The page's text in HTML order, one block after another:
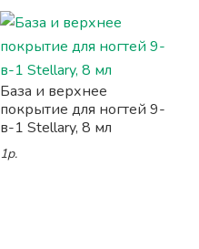
База и верхнее
покрытие для ногтей 9-
в-1 Stellary, 8 мл
1р.